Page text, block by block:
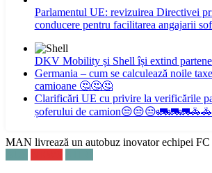
Parlamentul UE: revizuirea Directivei
conducere pentru facilitarea angajarii
DKV Mobility și Shell își extind
Germania – cum se calculează noile
camioane 🤔🤔🤔
Clarificări UE cu privire la verificările
șoferului de
MAN livrează un autobuz inovator echipei